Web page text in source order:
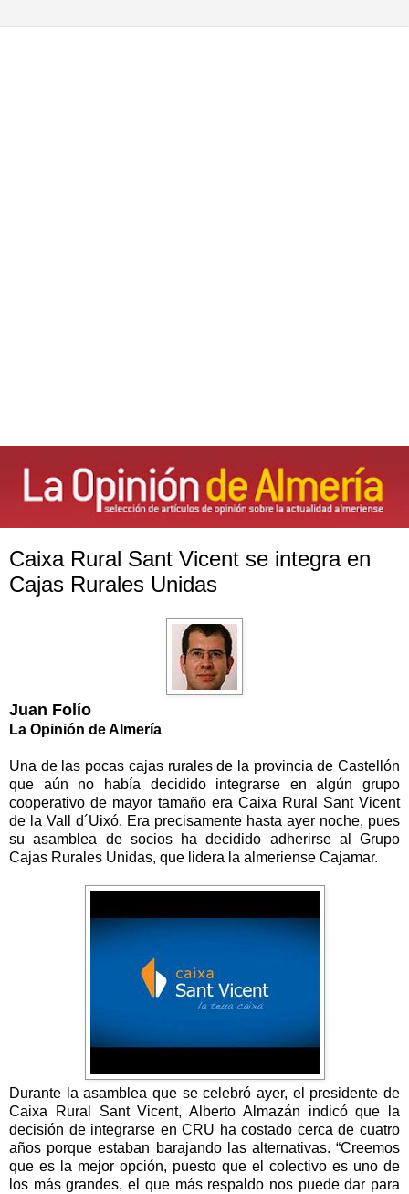
Caixa Rural Sant Vicent se integra en
Cajas Rurales Unidas
Juan Folío
La Opinión de Almería
Una de las pocas cajas rurales de la provincia de Castellón
que aún no había decidido integrarse en algún grupo
cooperativo de mayor tamaño era Caixa Rural Sant Vicent
de la Vall
d´Uixó. Era precisamente hasta ayer noche, pues
su asamblea de socios ha decidido adherirse al Grupo
Cajas Rurales Unidas, que lidera la almeriense Cajamar.
Durante la asamblea que se celebró ayer, el presidente de
Caixa Rural Sant Vicent, Alberto Almazán indicó que la
decisión de integrarse en CRU ha costado cerca de cuatro
años porque estaban barajando las alternativas. “Creemos
que es la mejor opción, puesto que el colectivo es uno de
los más grandes, el que más respaldo nos puede dar para